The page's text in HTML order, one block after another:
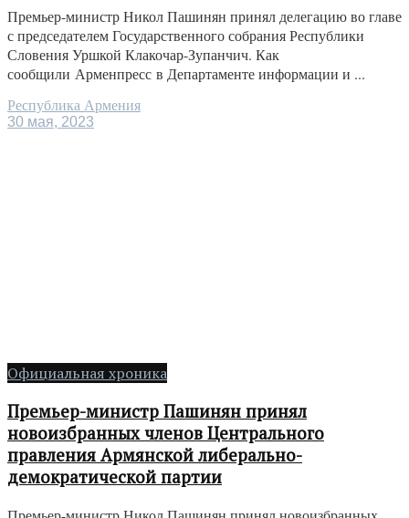
Премьер-министр Никол Пашинян принял делегацию во главе
с председателем Государственного собрания Республики
Словения Уршкой Клакочар-Зупанчич. Как
сообщили Арменпресс в Департаменте информации и ...
Республика Армения
30 мая, 2023
Официальная хроника
Премьер-министр Пашинян принял
новоизбранных членов Центрального
правления Армянской либерально-
демократической партии